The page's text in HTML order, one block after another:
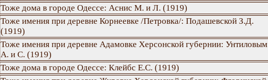
Тоже дома в городе Одессе: Аснис М. и Л. (1919)
Тоже имения при деревне Корнеевке /Петровка/: Подашевской З.Д.
(1919)
Тоже имения при деревне Адамовке Херсонской губернии: Унтиловым
А. и С. (1919)
Тоже дома в городе Одессе: Клейбс Е.С. (1919)